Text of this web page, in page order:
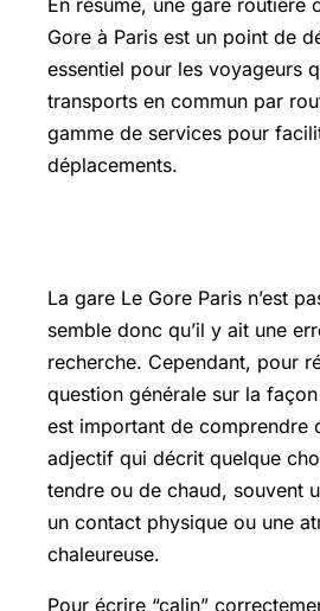
En résumé, une gare routière
Gore à Paris est un point de
essentiel pour les voyageurs
transports en commun par
gamme de services pour
déplacements.
La gare Le Gore Paris n’est
semble donc qu’il y ait une
recherche. Cependant, pour
question générale sur la façon
est important de comprendre
adjectif qui décrit quelque
tendre ou de chaud, souvent
un contact physique ou une
chaleureuse.
Pour écrire “calin”